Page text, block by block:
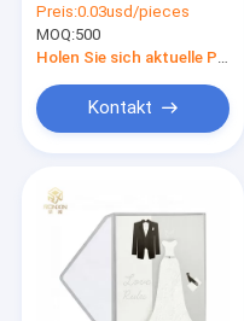
Drucksache-
Kraftpapier-
heiratete Dusche,
danken Ihnen kardiert
Preis:0.03usd/pieces
MOQ:500
Holen Sie sich aktuelle Preis
Kontakt